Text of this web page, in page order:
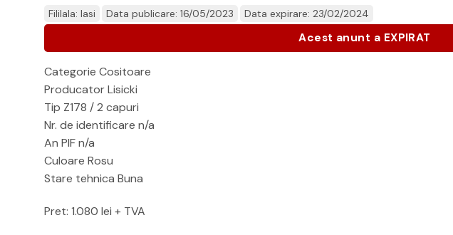
Fililala: Iasi Data publicare: 16/05/2023 Data expirare: 23/02/2024
Acest anunt a EXPIRAT
Categorie Cositoare
Producator Lisicki
Tip Z178 / 2 capuri
Nr. de identificare n/a
An PIF n/a
Culoare Rosu
Stare tehnica Buna
Pret: 1.080 lei + TVA